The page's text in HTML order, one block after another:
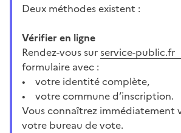
Deux méthodes existent :
Vérifier en ligne
Rendez-vous surservice-public.fr
formulaire avec :
• votre identité complète,
• votre commune d’inscription.
Vous connaîtrez immédiatement
votre bureau de vote.